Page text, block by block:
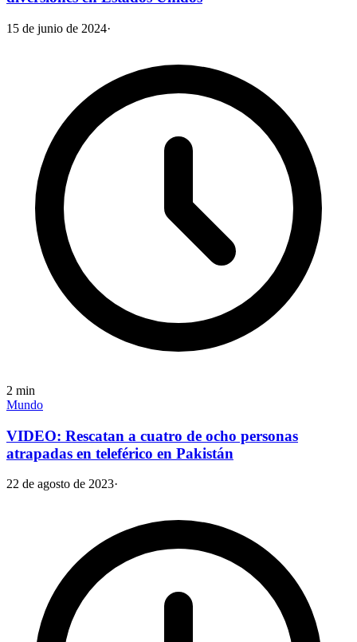
15 de junio de 2024·
2 min
Mundo
VIDEO: Rescatan a cuatro de ocho personas
atrapadas en teleférico en Pakistán
22 de agosto de 2023·